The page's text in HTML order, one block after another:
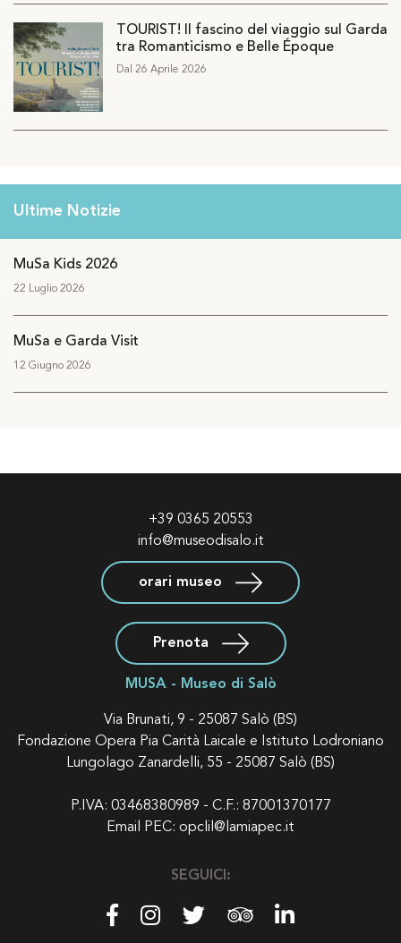
TOURIST! Il fascino del viaggio sul Garda
tra Romanticismo e Belle Époque
Dal 26 Aprile 2026
Ultime Notizie
MuSa Kids 2026
22 Luglio 2026
MuSa e Garda Visit
12 Giugno 2026
+39 0365 20553
info@museodisalo.it
orari museo
Prenota
MUSA - Museo di Salò
Via Brunati, 9 - 25087 Salò (BS)
Fondazione Opera Pia Carità Laicale e Istituto Lodroniano
Lungolago Zanardelli, 55 - 25087 Salò (BS)
P.IVA: 03468380989 - C.F.: 87001370177
Email PEC: opclil@lamiapec.it
SEGUICI: